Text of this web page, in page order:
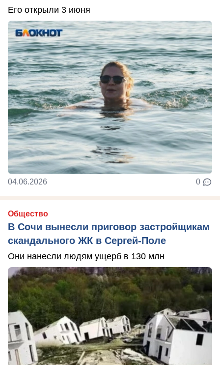
Его открыли 3 июня
04.06.2026 0
Общество
В Сочи вынесли приговор застройщикам
скандального ЖК в Сергей-Поле
Они нанесли людям ущерб в 130 млн